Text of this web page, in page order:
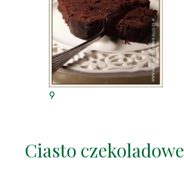
9
Ciasto czekoladowe